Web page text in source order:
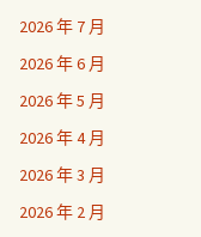
2026 年 7 月
2026 年 6 月
2026 年 5 月
2026 年 4 月
2026 年 3 月
2026 年 2 月